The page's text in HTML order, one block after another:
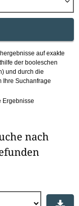
auf exakte
der booleschen
und durch die
Ihre Suchanfrage
Ergebnisse
nach